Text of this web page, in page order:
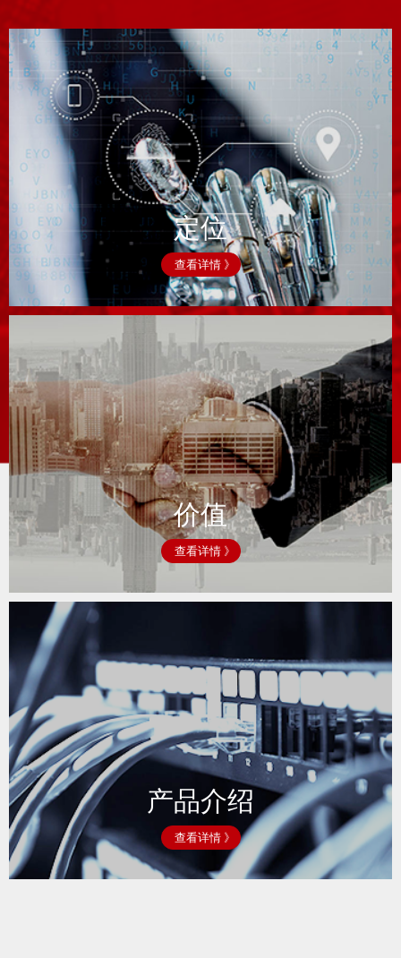
定位
查看详情 》
价值
查看详情 》
产品介绍
查看详情 》